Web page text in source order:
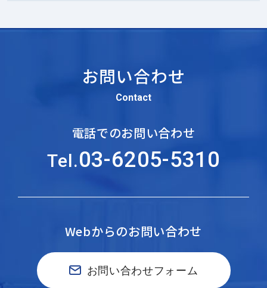
お問い合わせ
Contact
電話でのお問い合わせ
Tel.03-6205-5310
Webからのお問い合わせ
お問い合わせフォーム